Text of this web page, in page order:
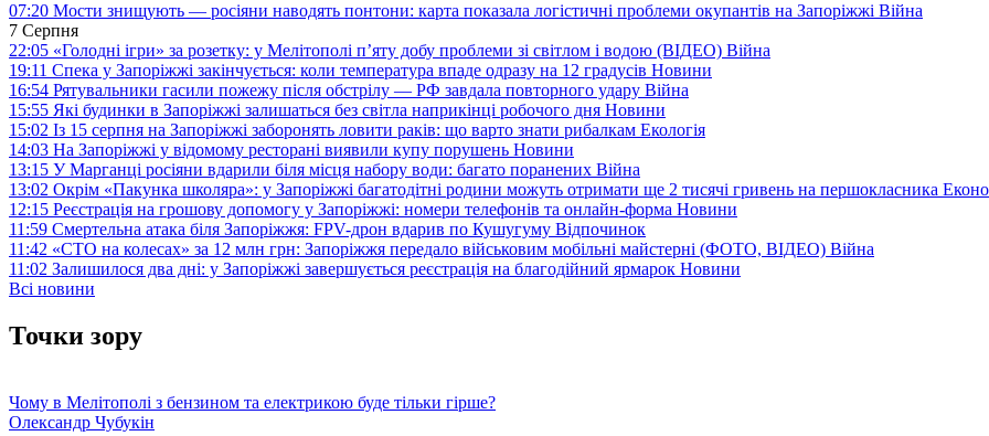
07:20 Мости знищують — росіяни наводять понтони: карта показала логістичні проблеми окупантів на Запоріжжі Війна
7 Серпня
22:05 «Голодні ігри» за розетку: у Мелітополі п’яту добу проблеми зі світлом і водою (ВІДЕО) Війна
19:11 Спека у Запоріжжі закінчується: коли температура впаде одразу на 12 градусів Новини
16:54 Рятувальники гасили пожежу після обстрілу — РФ завдала повторного удару Війна
15:55 Які будинки в Запоріжжі залишаться без світла наприкінці робочого дня Новини
15:02 Із 15 серпня на Запоріжжі заборонять ловити раків: що варто знати рибалкам Екологія
14:03 На Запоріжжі у відомому ресторані виявили купу порушень Новини
13:15 У Марганці росіяни вдарили біля місця набору води: багато поранених Війна
13:02 Окрім «Пакунка школяра»: у Запоріжжі багатодітні родини можуть отримати ще 2 тисячі гривень на першокласника
12:15 Реєстрація на грошову допомогу у Запоріжжі: номери телефонів та онлайн-форма Новини
11:59 Смертельна атака біля Запоріжжя: FPV-дрон вдарив по Кушугуму Відпочинок
11:42 «СТО на колесах» за 12 млн грн: Запоріжжя передало військовим мобільні майстерні (ФОТО, ВІДЕО) Війна
11:02 Залишилося два дні: у Запоріжжі завершується реєстрація на благодійний ярмарок Новини
Всі новини
Точки зору
Чому в Мелітополі з бензином та електрикою буде тільки гірше?
Олександр Чубукін